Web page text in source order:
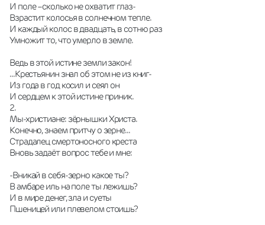
И поле –сколько не охватит глаз-
Взрастит колосья в солнечном тепле.
И каждый колос в двадцать, в сотню раз
Умножит то, что умерло в земле.
Ведь в этой истине земли закон!
...Крестьянин знал об этом не из книг-
Из года в год косил и сеял он
И сердцем к этой истине приник.
2.
Мы-христиане: зёрнышки Христа.
Конечно, знаем притчу о зерне...
Страдалец смертоносного креста
Вновь задаёт вопрос тебе и мне:
-Вникай в себя-зерно какое ты?
В амбаре иль на поле ты лежишь?
И в мире денег, зла и суеты
Пшеницей или плевелом стоишь?